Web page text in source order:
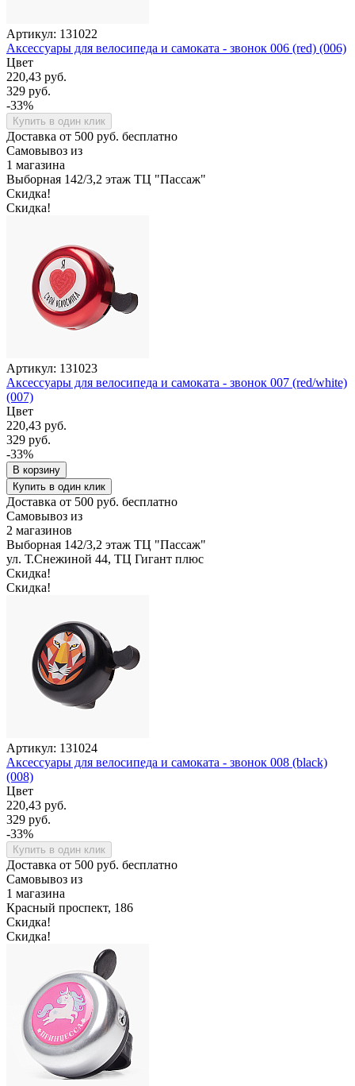
Артикул: 131022
Аксессуары для велосипеда и самоката - звонок 006 (red) (006)
Цвет
220,43 руб.
329 руб.
-33%
Купить в один клик
Доставка от 500 руб. бесплатно
Самовывоз из
1 магазина
Выборная 142/3,2 этаж ТЦ "Пассаж"
Скидка!
Скидка!
Артикул: 131023
Аксессуары для велосипеда и самоката - звонок 007 (red/white)
(007)
Цвет
220,43 руб.
329 руб.
-33%
В корзину
Купить в один клик
Доставка от 500 руб. бесплатно
Самовывоз из
2 магазинов
Выборная 142/3,2 этаж ТЦ "Пассаж"
ул. Т.Снежиной 44, ТЦ Гигант плюс
Скидка!
Скидка!
Артикул: 131024
Аксессуары для велосипеда и самоката - звонок 008 (black)
(008)
Цвет
220,43 руб.
329 руб.
-33%
Купить в один клик
Доставка от 500 руб. бесплатно
Самовывоз из
1 магазина
Красный проспект, 186
Скидка!
Скидка!